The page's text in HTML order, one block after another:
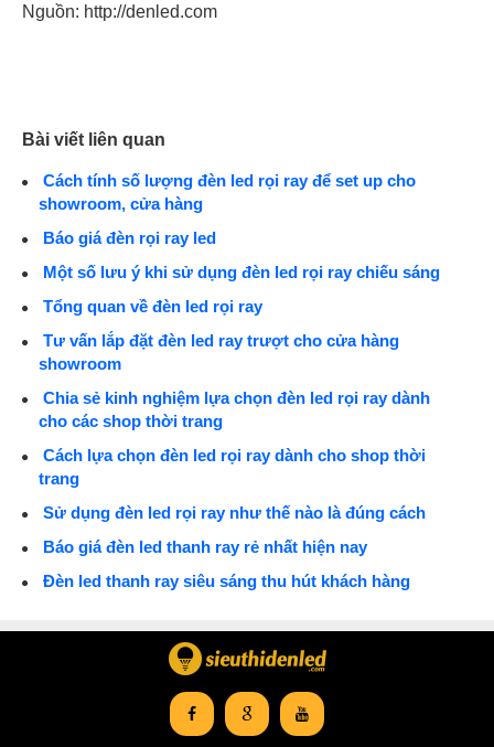
Nguồn: http://denled.com
Bài viết liên quan
Cách tính số lượng đèn led rọi ray để set up cho
showroom, cửa hàng
Báo giá đèn rọi ray led
Một số lưu ý khi sử dụng đèn led rọi ray chiếu sáng
Tổng quan về đèn led rọi ray
Tư vấn lắp đặt đèn led ray trượt cho cửa hàng
showroom
Chia sẻ kinh nghiệm lựa chọn đèn led rọi ray dành
cho các shop thời trang
Cách lựa chọn đèn led rọi ray dành cho shop thời
trang
Sử dụng đèn led rọi ray như thế nào là đúng cách
Báo giá đèn led thanh ray rẻ nhất hiện nay
Đèn led thanh ray siêu sáng thu hút khách hàng